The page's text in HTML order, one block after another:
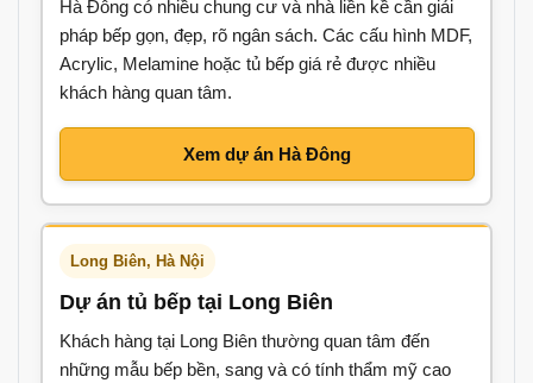
Hà Đông có nhiều chung cư và nhà liền kề cần giải
pháp bếp gọn, đẹp, rõ ngân sách. Các cấu hình MDF,
Acrylic, Melamine hoặc tủ bếp giá rẻ được nhiều
khách hàng quan tâm.
Xem dự án Hà Đông
Long Biên, Hà Nội
Dự án tủ bếp tại Long Biên
Khách hàng tại Long Biên thường quan tâm đến
những mẫu bếp bền, sang và có tính thẩm mỹ cao